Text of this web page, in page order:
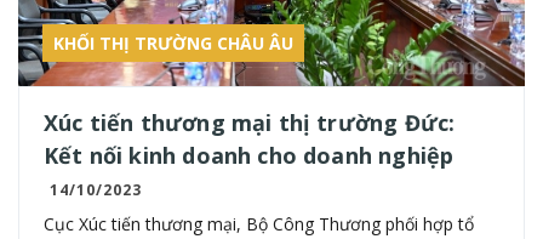
KHỐI THỊ TRƯỜNG CHÂU ÂU
Xúc tiến thương mại thị trường Đức:
Kết nối kinh doanh cho doanh nghiệp
14/10/2023
Cục Xúc tiến thương mại, Bộ Công Thương phối hợp tổ